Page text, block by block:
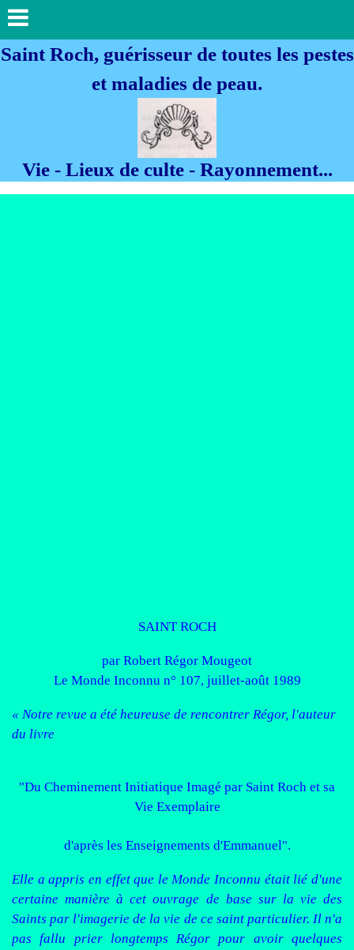
Saint Roch, guérisseur de toutes les pestes
et maladies de peau.
Vie - Lieux de culte - Rayonnement...
SAINT ROCH
par Robert Régor Mougeot
Le Monde Inconnu n° 107, juillet-août 1989
« Notre revue a été heureuse de rencontrer Régor, l'auteur
du livre
"Du Cheminement Initiatique Imagé par Saint Roch et sa
Vie Exemplaire
d'après les Enseignements d'Emmanuel".
Elle a appris en effet que le Monde Inconnu était lié d'une
certaine manière à cet ouvrage de base sur la vie des
Saints par l'imagerie de la vie de ce saint particulier. Il n'a
pas fallu prier longtemps Régor pour avoir quelques